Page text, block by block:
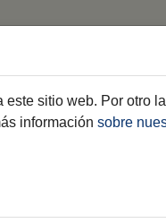
sitio web. Por otro
información sobre